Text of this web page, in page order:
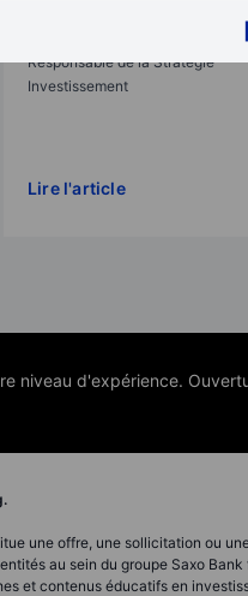
Responsable de la Stratégie
Investissement
Lire l'article
niveau d'expérience.
une offre, une sollicitation ou
au sein du groupe Saxo
et contenus éducatifs en